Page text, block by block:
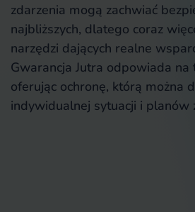
zdarzenia mogą zachwiać
najbliższych, dlatego coraz
narzędzi dających realne
Gwarancja Jutra odpowiada na
oferując ochronę, którą można
indywidualnej sytuacji i planów